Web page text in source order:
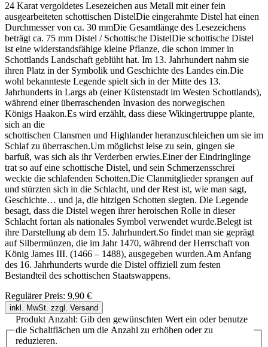
24 Karat vergoldetes Lesezeichen aus Metall mit einer fein
ausgearbeiteten schottischen DistelDie eingerahmte Distel hat einen
Durchmesser von ca. 30 mmDie Gesamtlänge des Lesezeichens
beträgt ca. 75 mm Distel / Schottische DistelDie schottische Distel
ist eine widerstandsfähige kleine Pflanze, die schon immer in
Schottlands Landschaft geblüht hat. Im 13. Jahrhundert nahm sie
ihren Platz in der Symbolik und Geschichte des Landes ein.Die
wohl bekannteste Legende spielt sich in der Mitte des 13.
Jahrhunderts in Largs ab (einer Küstenstadt im Westen Schottlands),
während einer überraschenden Invasion des norwegischen
Königs Haakon.Es wird erzählt, dass diese Wikingertruppe plante,
sich an die
schottischen Clansmen und Highlander heranzuschleichen um sie im
Schlaf zu überraschen.Um möglichst leise zu sein, gingen sie
barfuß, was sich als ihr Verderben erwies.Einer der Eindringlinge
trat so auf eine schottische Distel, und sein Schmerzensschrei
weckte die schlafenden Schotten.Die Clanmitglieder sprangen auf
und stürzten sich in die Schlacht, und der Rest ist, wie man sagt,
Geschichte… und ja, die hitzigen Schotten siegten. Die Legende
besagt, dass die Distel wegen ihrer heroischen Rolle in dieser
Schlacht fortan als nationales Symbol verwendet wurde.Belegt ist
ihre Darstellung ab dem 15. Jahrhundert.So findet man sie geprägt
auf Silbermünzen, die im Jahr 1470, während der Herrschaft von
König James III. (1466 – 1488), ausgegeben wurden.Am Anfang
des 16. Jahrhunderts wurde die Distel offiziell zum festen
Bestandteil des schottischen Staatswappens.
Regulärer Preis: 9,90 €
inkl. MwSt. zzgl. Versand
Produkt Anzahl: Gib den gewünschten Wert ein oder benutze
die Schaltflächen um die Anzahl zu erhöhen oder zu
reduzieren.